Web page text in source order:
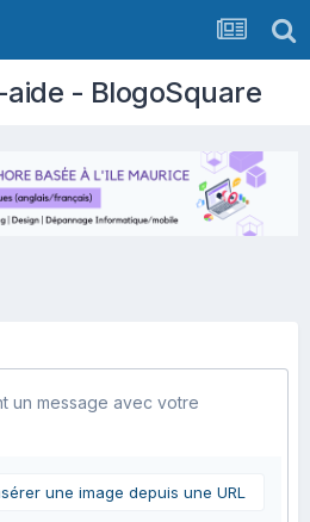
- BlogoSquare
un message avec votre
une image depuis une URL